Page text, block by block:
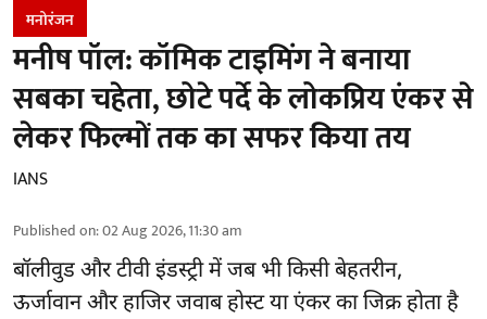
मनोरंजन
मनीष पॉल: कॉमिक टाइमिंग ने बनाया
सबका चहेता, छोटे पर्दे के लोकप्रिय एंकर से
लेकर फिल्मों तक का सफर किया तय
IANS
Published on:02 Aug 2026, 11:30 am
बॉलीवुड और टीवी इंडस्ट्री में जब भी किसी बेहतरीन,
ऊर्जावान और हाजिर जवाब होस्ट या एंकर का जिक्र होता है